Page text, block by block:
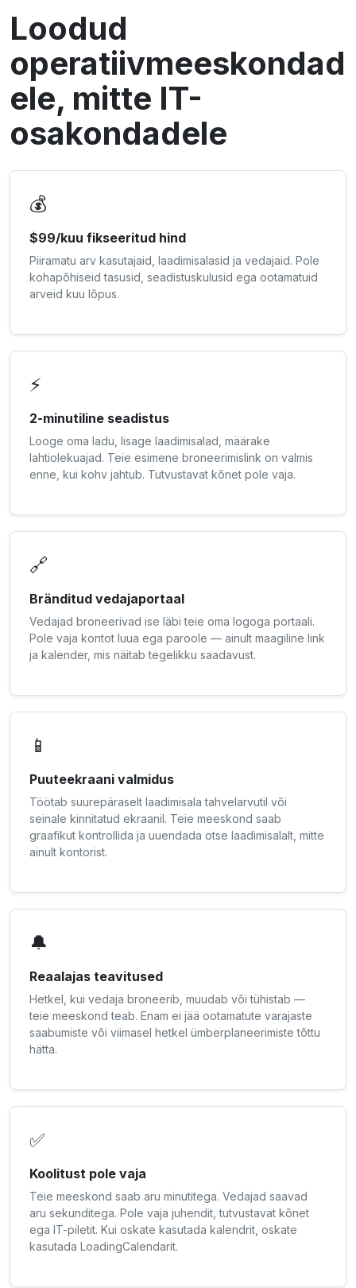
Loodud
operatiivmeeskondad
ele, mitte IT-
osakondadele
💰
$99/kuu fikseeritud hind
Piiramatu arv kasutajaid, laadimisalasid ja vedajaid. Pole
kohapõhiseid tasusid, seadistuskulusid ega ootamatuid
arveid kuu lõpus.
⚡
2-minutiline seadistus
Looge oma ladu, lisage laadimisalad, määrake
lahtiolekuajad. Teie esimene broneerimislink on valmis
enne, kui kohv jahtub. Tutvustavat kõnet pole vaja.
🔗
Bränditud vedajaportaal
Vedajad broneerivad ise läbi teie oma logoga portaali.
Pole vaja kontot luua ega paroole — ainult maagiline link
ja kalender, mis näitab tegelikku saadavust.
📱
Puuteekraani valmidus
Töötab suurepäraselt laadimisala tahvelarvutil või
seinale kinnitatud ekraanil. Teie meeskond saab
graafikut kontrollida ja uuendada otse laadimisalalt, mitte
ainult kontorist.
🔔
Reaalajas teavitused
Hetkel, kui vedaja broneerib, muudab või tühistab —
teie meeskond teab. Enam ei jää ootamatute varajaste
saabumiste või viimasel hetkel ümberplaneerimiste tõttu
hätta.
✅
Koolitust pole vaja
Teie meeskond saab aru minutitega. Vedajad saavad
aru sekunditega. Pole vaja juhendit, tutvustavat kõnet
ega IT-piletit. Kui oskate kasutada kalendrit, oskate
kasutada LoadingCalendarit.